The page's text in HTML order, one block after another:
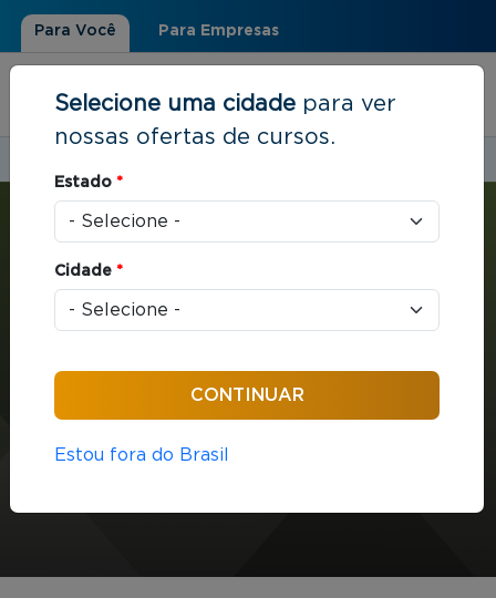
Para Você Para Empresas
Você está aqui
Estratégia e Negócios
MBA
Selecione uma cidade para ver
nossas ofertas de cursos.
Estado *
Cidade *
Estou fora do Brasil